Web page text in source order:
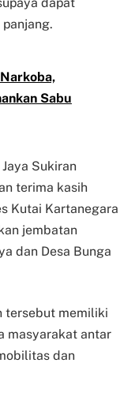
Sabu
Sukiran
terima kasih
Kutai Kartanegara
jembatan
dan Desa Bunga
tersebut memiliki
masyarakat antar
dan